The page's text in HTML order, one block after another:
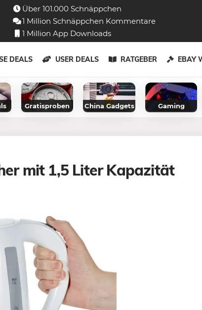
Über 101.000 Schnäppchen
1 Million Schnäppchen Kommentare
1 Million App Downloads
DEALS USER DEALS RATGEBER EBAY
Gratisproben China Gadgets Gaming
mit 1,5 Liter Kapazität